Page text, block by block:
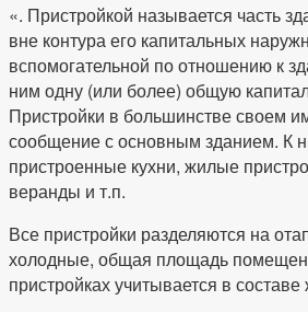
«. Пристройкой называется часть
вне контура его капитальных
вспомогательной по отношению к
ним одну (или более) общую
Пристройки в большинстве своем
сообщение с основным зданием. К
пристроенные кухни, жилые
веранды и т.п.
Все пристройки разделяются на
холодные, общая площадь
пристройках учитывается в